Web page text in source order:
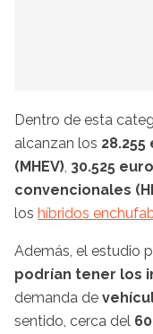
Dentro de esta
alcanzan los 28.255
(MHEV), 30.525
convencionales
los híbridos
Además, el estudio
podrían tener los
demanda de
sentido, cerca del